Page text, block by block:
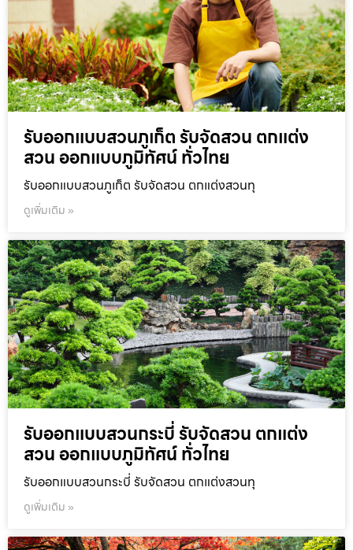
รับออกแบบสวนภูเก็ต รับจัดสวน ตกแต่ง
สวน ออกแบบภูมิทัศน์ ทั่วไทย
รับออกแบบสวนภูเก็ต รับจัดสวน ตกแต่งสวนทุ
ดูเพิ่มเติม »
รับออกแบบสวนกระบี่ รับจัดสวน ตกแต่ง
สวน ออกแบบภูมิทัศน์ ทั่วไทย
รับออกแบบสวนกระบี่ รับจัดสวน ตกแต่งสวนทุ
ดูเพิ่มเติม »